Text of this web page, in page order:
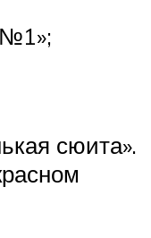
№1»;
сюита».